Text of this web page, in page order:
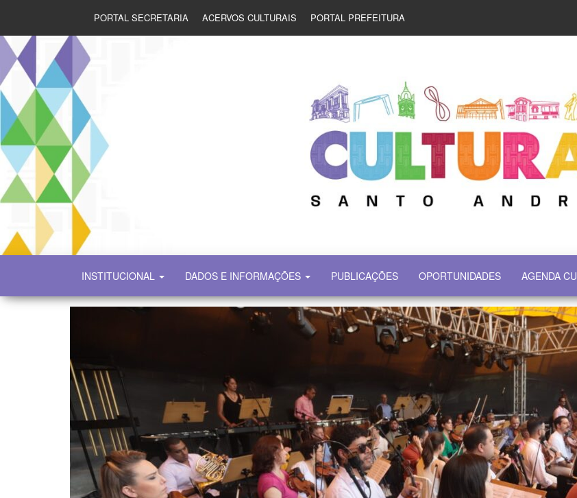
PORTAL SECRETARIA ACERVOS CULTURAIS PORTAL PREFEITURA
SECULT
INSTITUCIONAL DADOS E INFORMAÇÕES PUBLICAÇÕES OPORTUNIDADES AGENDA